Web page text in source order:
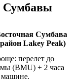
Сумбавы
Сумбава
Lakey Peak)
перелет до
(BMU) + 2 часа
машине.